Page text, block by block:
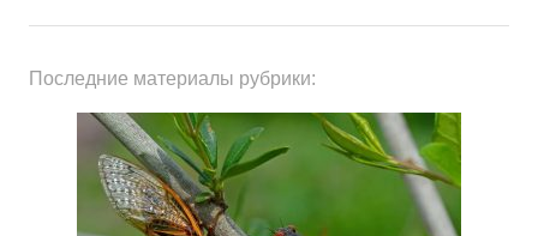
Последние материалы рубрики: